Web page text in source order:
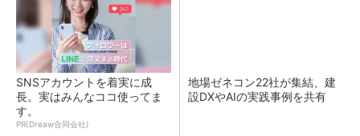
SNSアカウントを着実に成
長。実はみんなココ使ってま
す。
PR(Dreaw合同会社)
地場ゼネコン22社が集結、建
設DXやAIの実践事例を共有